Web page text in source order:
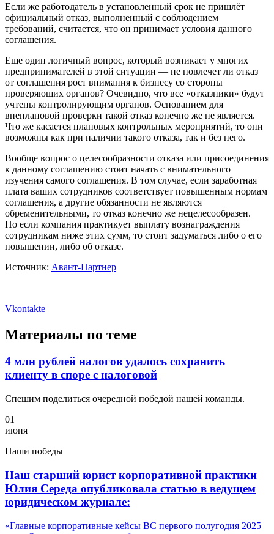
Если же работодатель в установленный срок не пришлёт
официальный отказ, выполненный с соблюдением
требований, считается, что он принимает условия данного
соглашения.
Еще один логичный вопрос, который возникает у многих
предпринимателей в этой ситуации — не повлечет ли отказ
от соглашения рост внимания к бизнесу со стороны
проверяющих органов? Очевидно, что все «отказники» будут
учтены контролирующим органов. Основанием для
внеплановой проверки такой отказ конечно же не является.
Что же касается плановых контрольных мероприятий, то они
возможны как при наличии такого отказа, так и без него.
Вообще вопрос о целесообразности отказа или присоединения
к данному соглашению стоит начать с внимательного
изучения самого соглашения. В том случае, если заработная
плата ваших сотрудников соответствует повышенным нормам
соглашения, а другие обязанности не являются
обременительными, то отказ конечно же нецелесообразен.
Но если компания практикует выплату вознаграждения
сотрудникам ниже этих сумм, то стоит задуматься либо о его
повышении, либо об отказе.
Источник: Авант-Партнер
Vkontakte
Материалы по теме
4 млн рублей налогов удалось сохранить
клиенту в споре с налоговой
Спешим поделиться очередной победой нашей команды.
01
июня
Наши победы
Наш старший юрист корпоративной практики
Юлия Середа опубликовала статью в ведущем
юридическом журнале:
«Главные корпоративные кейсы ВС первого полугодия 2025